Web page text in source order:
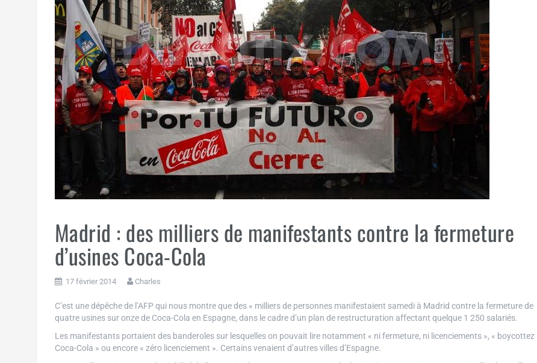
Madrid : des milliers de manifestants contre la fermeture
d’usines Coca-Cola
17 février 2014 Charles
C’est une dépêche de l’AFP qui nous montre que des « milliers de personnes manifestaient samedi à Madrid contre la fermeture de
quatre usines sur onze de Coca-Cola en Espagne, dans le cadre d’un plan de restructuration affectant quelque 1 250 salariés.
Les manifestants portaient des banderoles sur lesquelles on pouvait lire notamment « ni fermeture, ni licenciements », « boycottez
Coca-Cola » ou encore « zéro licenciement ». Certains venaient d’autres villes d’Espagne.